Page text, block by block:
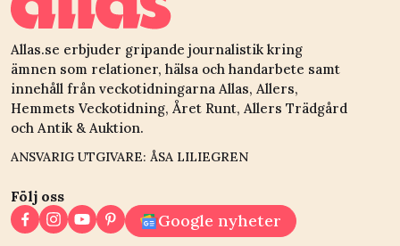
Allas.se erbjuder gripande journalistik kring
ämnen som relationer, hälsa och handarbete samt
innehåll från veckotidningarna Allas, Allers,
Hemmets Veckotidning, Året Runt, Allers Trädgård
och Antik & Auktion.
ANSVARIG UTGIVARE: ÅSA LILIEGREN
Följ oss
Google nyheter